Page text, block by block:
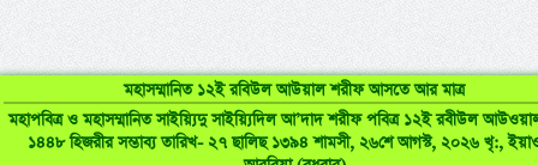
মহাসম্মানিত ১২ই রবিউল আউয়াল শরীফ আসতে আর মাত্র
মহাপবিত্র ও মহাসম্মানিত সাইয়্যিদু সাইয়্যিদিল আ’দাদ শরীফ পবিত্র ১২ই রবীউল
১৪৪৮ হিজরীর সম্ভাব্য তারিখ- ২৭ ছালিছ ১৩৯৪ শামসী, ২৬শে আগস্ট, ২০২৬ খৃ:,